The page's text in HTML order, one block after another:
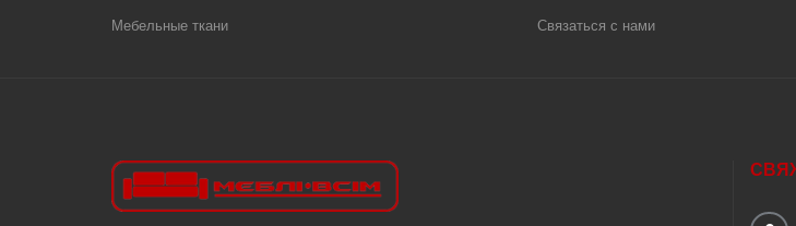
Мебельные ткани
Связаться с нами